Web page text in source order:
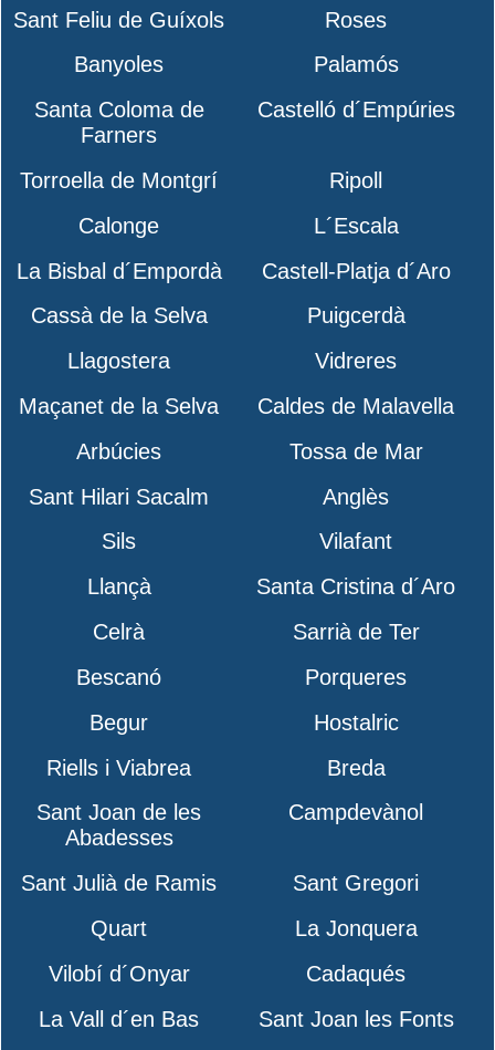
Sant Feliu de Guíxols
Roses
Banyoles
Palamós
Santa Coloma de
Farners
Castelló d´Empúries
Torroella de Montgrí
Ripoll
Calonge
L´Escala
La Bisbal d´Empordà
Castell-Platja d´Aro
Cassà de la Selva
Puigcerdà
Llagostera
Vidreres
Maçanet de la Selva
Caldes de Malavella
Arbúcies
Tossa de Mar
Sant Hilari Sacalm
Anglès
Sils
Vilafant
Llançà
Santa Cristina d´Aro
Celrà
Sarrià de Ter
Bescanó
Porqueres
Begur
Hostalric
Riells i Viabrea
Breda
Sant Joan de les
Abadesses
Campdevànol
Sant Julià de Ramis
Sant Gregori
Quart
La Jonquera
Vilobí d´Onyar
Cadaqués
La Vall d´en Bas
Sant Joan les Fonts